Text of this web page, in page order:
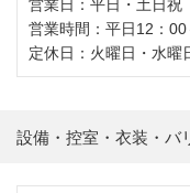
営業日：平日・土日祝
営業時間：平日12：
定休日：火曜日・水曜
設備・控室・衣装・バ